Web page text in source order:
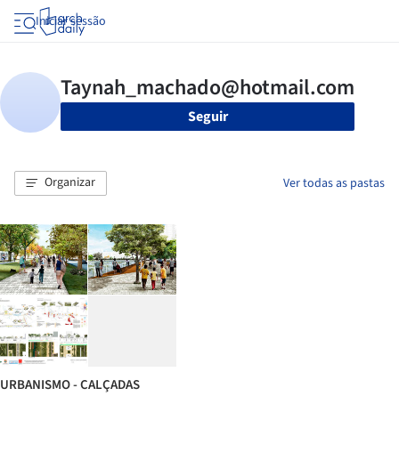
Iniciar sessão
Seguir
Organizar Ver todas as pastas
URBANISMO - CALÇADAS